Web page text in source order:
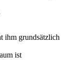
ihm grundsätzlich
ist